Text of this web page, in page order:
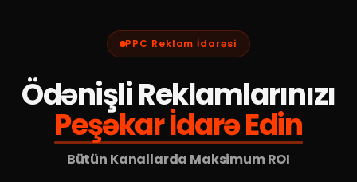
PPC Reklam İdarəsi
Ödənişli Reklamlarınızı
Peşəkar İdarə Edin
Bütün Kanallarda Maksimum ROI